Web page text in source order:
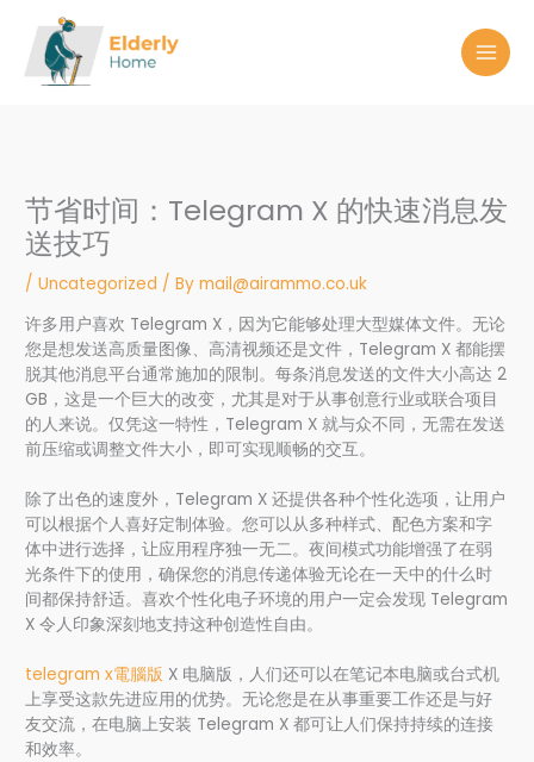
content
节省时间：Telegram X 的快速消息发
送技巧
/Uncategorized / Bymail@airammo.co.uk
许多用户喜欢 Telegram X，因为它能够处理大型媒体文件。无论
您是想发送高质量图像、高清视频还是文件，Telegram X 都能摆
脱其他消息平台通常施加的限制。每条消息发送的文件大小高达 2
GB，这是一个巨大的改变，尤其是对于从事创意行业或联合项目
的人来说。仅凭这一特性，Telegram X 就与众不同，无需在发送
前压缩或调整文件大小，即可实现顺畅的交互。
除了出色的速度外，Telegram X 还提供各种个性化选项，让用户
可以根据个人喜好定制体验。您可以从多种样式、配色方案和字
体中进行选择，让应用程序独一无二。夜间模式功能增强了在弱
光条件下的使用，确保您的消息传递体验无论在一天中的什么时
间都保持舒适。喜欢个性化电子环境的用户一定会发现 Telegram
X 令人印象深刻地支持这种创造性自由。
telegram x電腦版 X 电脑版，人们还可以在笔记本电脑或台式机
上享受这款先进应用的优势。无论您是在从事重要工作还是与好
友交流，在电脑上安装 Telegram X 都可让人们保持持续的连接
和效率。